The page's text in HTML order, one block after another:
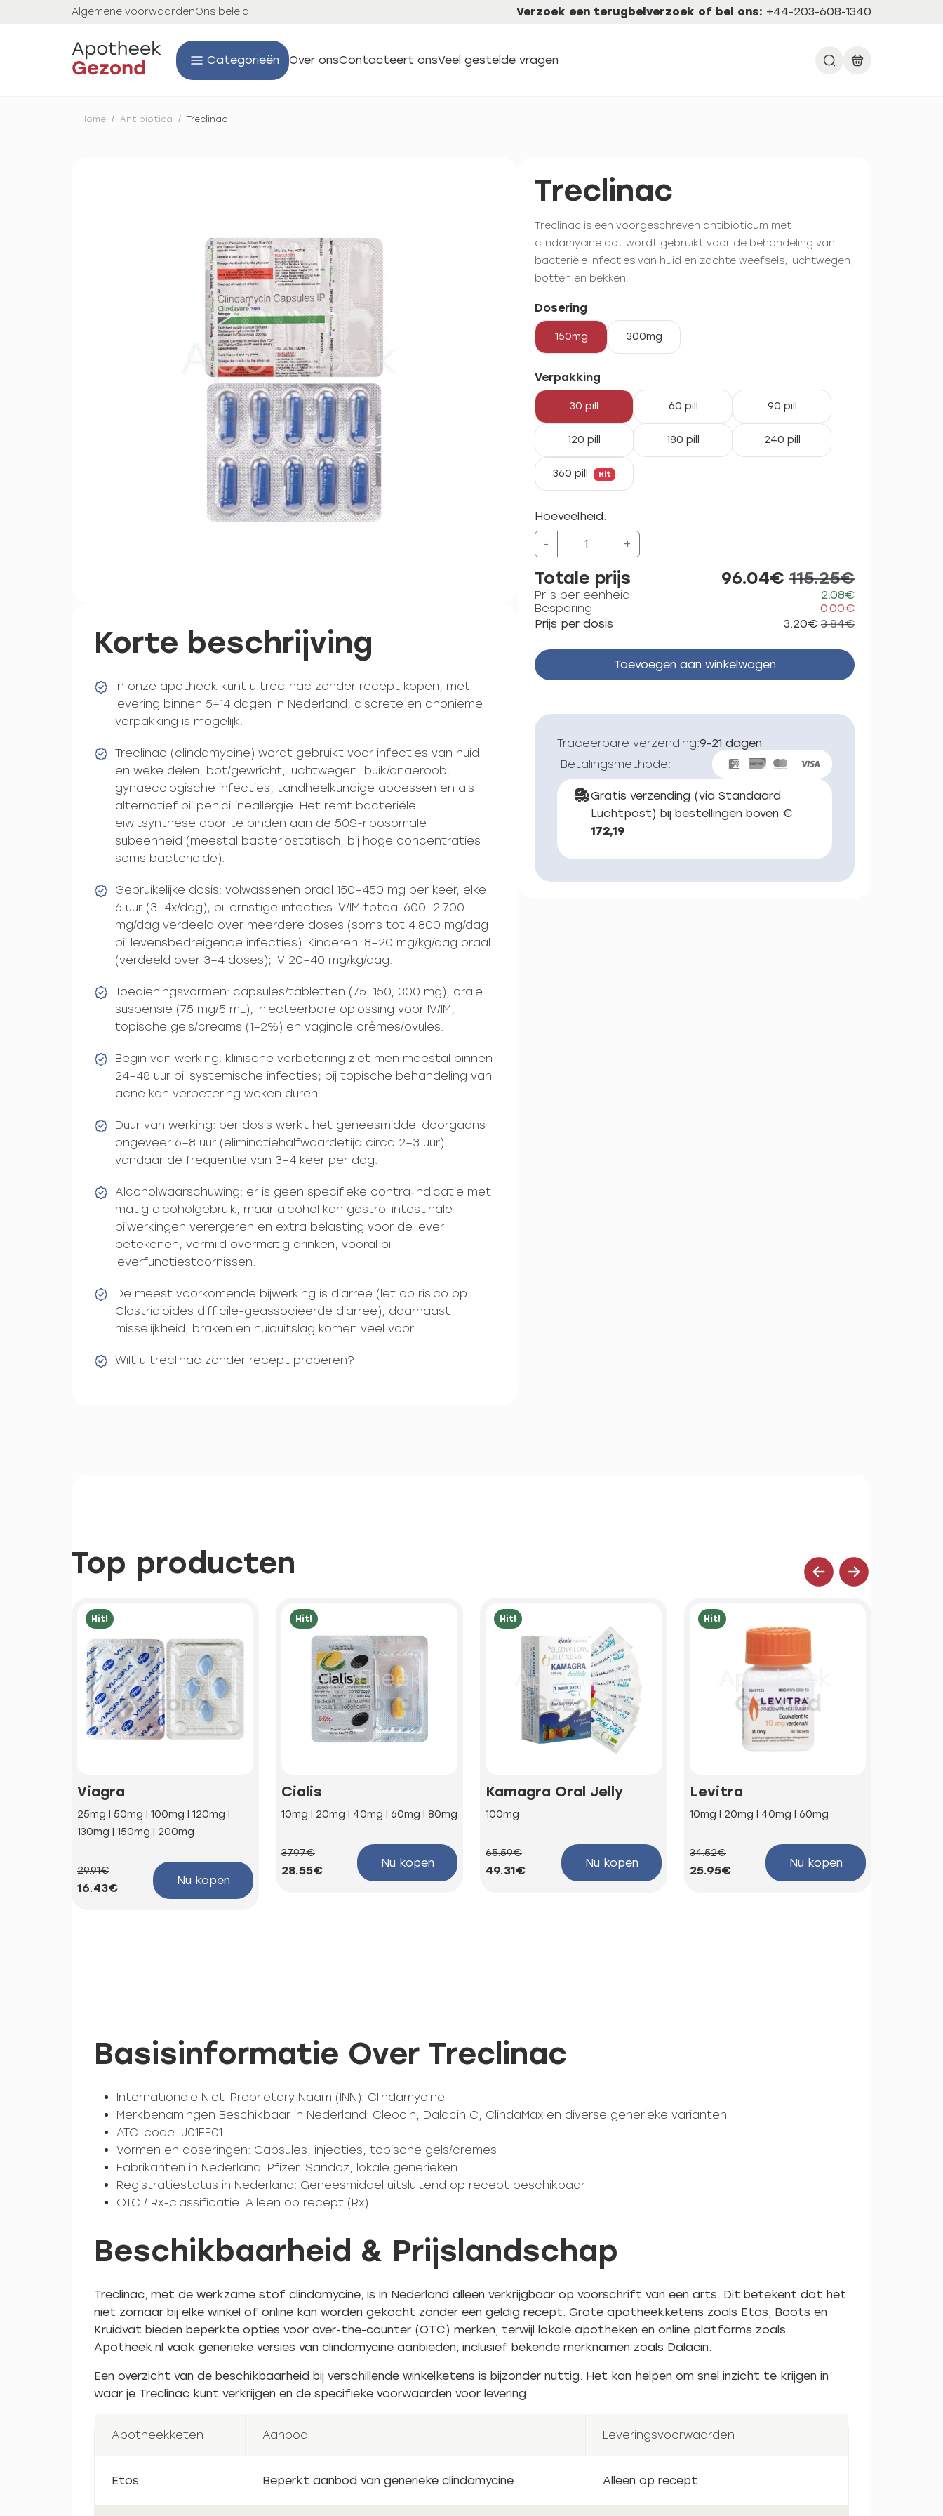
Algemene voorwaardenOns beleid Verzoek een terugbelverzoek of bel ons: +44-203-608-1340
Categorieën Over onsContacteert onsVeel gestelde vragen
Home / Antibiotica / Treclinac
Korte beschrijving
In onze apotheek kunt u treclinac zonder recept kopen, met
levering binnen 5–14 dagen in Nederland; discrete en anonieme
verpakking is mogelijk.
Treclinac (clindamycine) wordt gebruikt voor infecties van huid
en weke delen, bot/gewricht, luchtwegen, buik/anaeroob,
gynaecologische infecties, tandheelkundige abcessen en als
alternatief bij penicillineallergie. Het remt bacteriële
eiwitsynthese door te binden aan de 50S-ribosomale
subeenheid (meestal bacteriostatisch, bij hoge concentraties
soms bactericide).
Gebruikelijke dosis: volwassenen oraal 150–450 mg per keer, elke
6 uur (3–4x/dag); bij ernstige infecties IV/IM totaal 600–2.700
mg/dag verdeeld over meerdere doses (soms tot 4.800 mg/dag
bij levensbedreigende infecties). Kinderen: 8–20 mg/kg/dag oraal
(verdeeld over 3–4 doses); IV 20–40 mg/kg/dag.
Toedieningsvormen: capsules/tabletten (75, 150, 300 mg), orale
suspensie (75 mg/5 mL), injecteerbare oplossing voor IV/IM,
topische gels/creams (1–2%) en vaginale crèmes/ovules.
Begin van werking: klinische verbetering ziet men meestal binnen
24–48 uur bij systemische infecties; bij topische behandeling van
acne kan verbetering weken duren.
Duur van werking: per dosis werkt het geneesmiddel doorgaans
ongeveer 6–8 uur (eliminatiehalfwaardetijd circa 2–3 uur),
vandaar de frequentie van 3–4 keer per dag.
Alcoholwaarschuwing: er is geen specifieke contra‑indicatie met
matig alcoholgebruik, maar alcohol kan gastro-intestinale
bijwerkingen verergeren en extra belasting voor de lever
betekenen; vermijd overmatig drinken, vooral bij
leverfunctiestoornissen.
De meest voorkomende bijwerking is diarree (let op risico op
Clostridioides difficile-geassocieerde diarree), daarnaast
misselijkheid, braken en huiduitslag komen veel voor.
Wilt u treclinac zonder recept proberen?
Treclinac
Treclinac is een voorgeschreven antibioticum met
clindamycine dat wordt gebruikt voor de behandeling van
bacteriële infecties van huid en zachte weefsels, luchtwegen,
botten en bekken.
Dosering
150mg 300mg
Verpakking
30 pill 60 pill 90 pill
120 pill 180 pill 240 pill
360 pill Hit
Hoeveelheid:
- +
Totale prijs 96.04€ 115.25€
Prijs per eenheid
2.08€
Besparing
0.00€
Prijs per dosis
3.20€ 3.84€
Toevoegen aan winkelwagen
Traceerbare verzending:9-21 dagen
Betalingsmethode:
Gratis verzending (via Standaard
Luchtpost) bij bestellingen boven €
172,19
Top producten
Hit!
Viagra
25mg | 50mg | 100mg | 120mg |
130mg | 150mg | 200mg
29.91€
16.43€
Nu kopen
Hit!
Cialis
10mg | 20mg | 40mg | 60mg | 80mg
37.97€
28.55€
Nu kopen
Hit!
Kamagra Oral Jelly
100mg
65.59€
49.31€
Nu kopen
Hit!
Levitra
10mg | 20mg | 40mg | 60mg
34.52€
25.95€
Nu kopen
Basisinformatie Over Treclinac
Internationale Niet-Proprietary Naam (INN): Clindamycine
Merkbenamingen Beschikbaar in Nederland: Cleocin, Dalacin C, ClindaMax en diverse generieke varianten
ATC-code: J01FF01
Vormen en doseringen: Capsules, injecties, topische gels/cremes
Fabrikanten in Nederland: Pfizer, Sandoz, lokale generieken
Registratiestatus in Nederland: Geneesmiddel uitsluitend op recept beschikbaar
OTC / Rx-classificatie: Alleen op recept (Rx)
Beschikbaarheid & Prijslandschap
Treclinac, met de werkzame stof clindamycine, is in Nederland alleen verkrijgbaar op voorschrift van een arts. Dit betekent dat het
niet zomaar bij elke winkel of online kan worden gekocht zonder een geldig recept. Grote apotheekketens zoals Etos, Boots en
Kruidvat bieden beperkte opties voor over-the-counter (OTC) merken, terwijl lokale apotheken en online platforms zoals
Apotheek.nl vaak generieke versies van clindamycine aanbieden, inclusief bekende merknamen zoals Dalacin.
Een overzicht van de beschikbaarheid bij verschillende winkelketens is bijzonder nuttig. Het kan helpen om snel inzicht te krijgen in
waar je Treclinac kunt verkrijgen en de specifieke voorwaarden voor levering:
Apotheekketen Aanbod Leveringsvoorwaarden
Etos Beperkt aanbod van generieke clindamycine Alleen op recept